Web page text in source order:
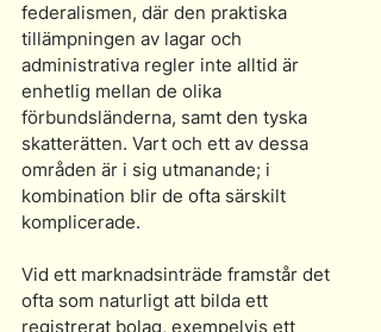
federalismen, där den praktiska
tillämpningen av lagar och
administrativa regler inte alltid är
enhetlig mellan de olika
förbundsländerna, samt den tyska
skatterätten. Vart och ett av dessa
områden är i sig utmanande; i
kombination blir de ofta särskilt
komplicerade.
Vid ett marknadsinträde framstår det
ofta som naturligt att bilda ett
registrerat bolag, exempelvis ett